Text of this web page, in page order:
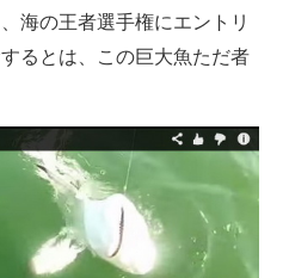
海の王者選手権にエントリ
るとは、この巨大魚ただ者